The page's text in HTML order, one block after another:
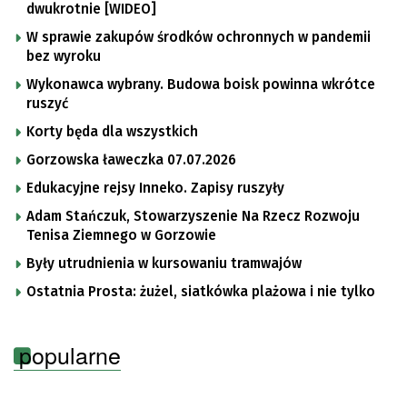
dwukrotnie [WIDEO]
W sprawie zakupów środków ochronnych w pandemii
bez wyroku
Wykonawca wybrany. Budowa boisk powinna wkrótce
ruszyć
Korty będa dla wszystkich
Gorzowska ławeczka 07.07.2026
Edukacyjne rejsy Inneko. Zapisy ruszyły
Adam Stańczuk, Stowarzyszenie Na Rzecz Rozwoju
Tenisa Ziemnego w Gorzowie
Były utrudnienia w kursowaniu tramwajów
Ostatnia Prosta: żużel, siatkówka plażowa i nie tylko
popularne